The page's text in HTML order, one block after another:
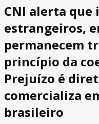
CNI alerta
estrangeiros,
permanecem
princípio da
Prejuízo é
comercializa
brasileiro